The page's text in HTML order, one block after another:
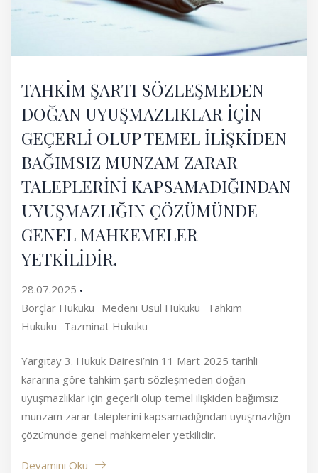
TAHKİM ŞARTI SÖZLEŞMEDEN
DOĞAN UYUŞMAZLIKLAR İÇİN
GEÇERLİ OLUP TEMEL İLİŞKİDEN
BAĞIMSIZ MUNZAM ZARAR
TALEPLERİNİ KAPSAMADIĞINDAN
UYUŞMAZLIĞIN ÇÖZÜMÜNDE
GENEL MAHKEMELER
YETKİLİDİR.
28.07.2025
Borçlar Hukuku Medeni Usul Hukuku Tahkim
Hukuku Tazminat Hukuku
Yargıtay 3. Hukuk Dairesi’nin 11 Mart 2025 tarihli
kararına göre tahkim şartı sözleşmeden doğan
uyuşmazlıklar için geçerli olup temel ilişkiden bağımsız
munzam zarar taleplerini kapsamadığından uyuşmazlığın
çözümünde genel mahkemeler yetkilidir.
Devamını Oku